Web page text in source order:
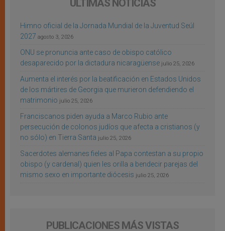
ÚLTIMAS NOTICIAS
Himno oficial de la Jornada Mundial de la Juventud Seúl
2027 agosto 3, 2026
ONU se pronuncia ante caso de obispo católico
desaparecido por la dictadura nicaragüense julio 25, 2026
Aumenta el interés por la beatificación en Estados Unidos
de los mártires de Georgia que murieron defendiendo el
matrimonio julio 25, 2026
Franciscanos piden ayuda a Marco Rubio ante
persecución de colonos judíos que afecta a cristianos (y
no sólo) en Tierra Santa julio 25, 2026
Sacerdotes alemanes fieles al Papa contestan a su propio
obispo (y cardenal) quien les orilla a bendecir parejas del
mismo sexo en importante diócesis julio 25, 2026
PUBLICACIONES MÁS VISTAS